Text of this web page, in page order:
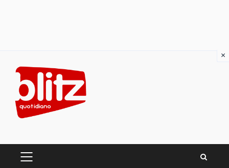
content
PRIMARY
×